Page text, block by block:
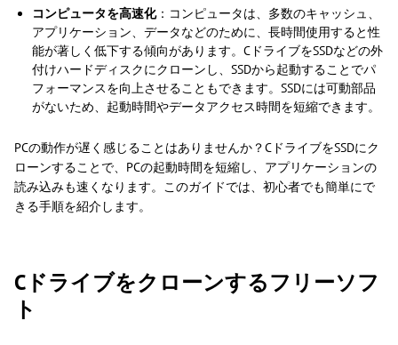
コンピュータを高速化：コンピュータは、多数のキャッシュ、
アプリケーション、データなどのために、長時間使用すると性
能が著しく低下する傾向があります。CドライブをSSDなどの外
付けハードディスクにクローンし、SSDから起動することでパ
フォーマンスを向上させることもできます。SSDには可動部品
がないため、起動時間やデータアクセス時間を短縮できます。
PCの動作が遅く感じることはありませんか？CドライブをSSDにク
ローンすることで、PCの起動時間を短縮し、アプリケーションの
読み込みも速くなります。このガイドでは、初心者でも簡単にで
きる手順を紹介します。
Cドライブをクローンするフリーソフ
ト